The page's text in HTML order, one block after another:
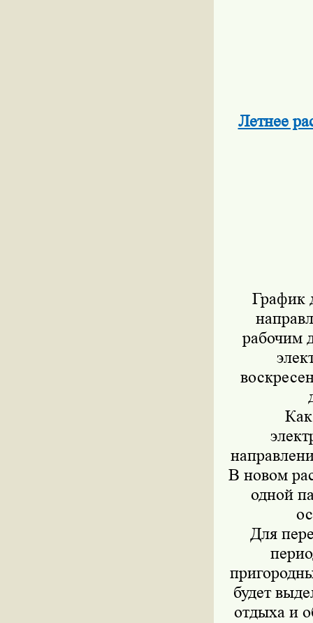
Летнее
График
рабочим
В новом
одной
Для
будет
отдыха и